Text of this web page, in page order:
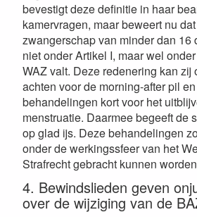
bevestigt deze definitie in haar
kamervragen, maar beweert nu
zwangerschap van minder dan 16
niet onder Artikel I, maar wel
WAZ valt. Deze redenering kan zij
achten voor de morning-after pil
behandelingen kort voor het
menstruatie. Daarmee begeeft de
op glad ijs. Deze behandelingen
onder de werkingssfeer van het
Strafrecht gebracht kunnen
4. Bewindslieden geven
over de wijziging van de